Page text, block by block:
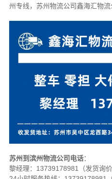
州专线，苏州物流公司鑫海汇物流
苏州到滨州物流公司电话：
黎经理： 13739178981（发货询价